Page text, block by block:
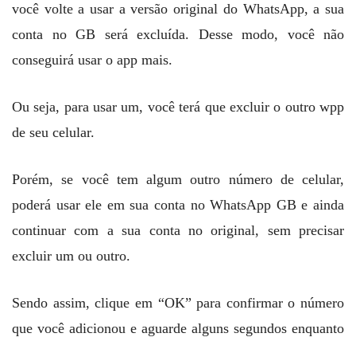
você volte a usar a versão original do WhatsApp, a sua
conta no GB será excluída. Desse modo, você não
conseguirá usar o app mais.
Ou seja, para usar um, você terá que excluir o outro wpp
de seu celular.
Porém, se você tem algum outro número de celular,
poderá usar ele em sua conta no WhatsApp GB e ainda
continuar com a sua conta no original, sem precisar
excluir um ou outro.
Sendo assim, clique em “OK” para confirmar o número
que você adicionou e aguarde alguns segundos enquanto